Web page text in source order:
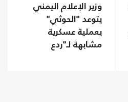
وزير الإعلام اليمني
يتوعد "الحوثي"
بعملية عسكرية
مشابهة لـ"ردع